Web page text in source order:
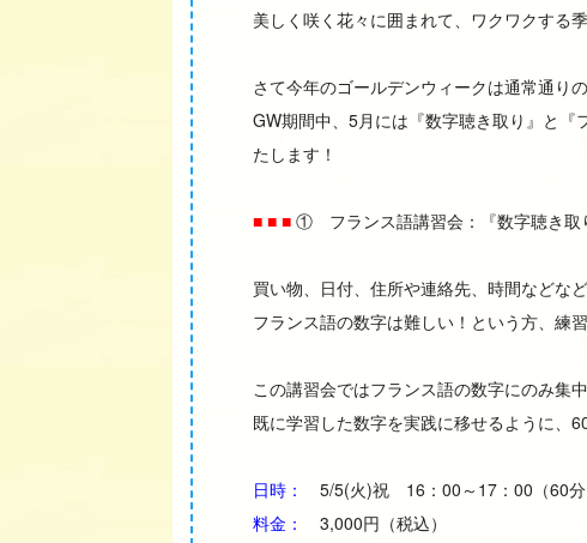
美しく咲く花々に囲まれて、ワクワクする
さて今年のゴールデンウィークは通常通りの
GW期間中、5月には『数字聴き取り』と
たします！
■ ■ ■ ① フランス語講習会：『数字聴き取
買い物、日付、住所や連絡先、時間などな
フランス語の数字は難しい！という方、練
この講習会ではフランス語の数字にのみ集
既に学習した数字を実践に移せるように、
日時：
5/5(火)祝 16：00～17：00（60分
料金：
3,000円（税込）